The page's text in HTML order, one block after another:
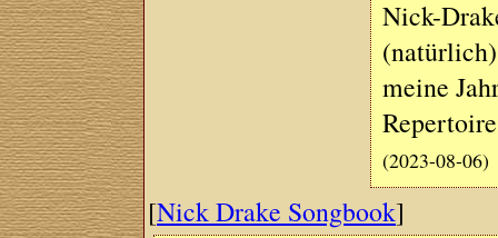
Nick-
meine
(2023-08-06)
[Nick Drake Songbook]